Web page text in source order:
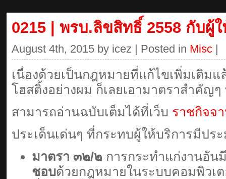
0215 | พรบ.ลิขสิทธิ์ 2558 กับผู้
August 4th, 2015 by icez | Posted in Misc |
เนื่องด้วยเป็นกฎหมายที่แก้ไขเพิ่มเติม
โฮสติ้งอย่างผม ก็เลยเอามาตราสำคัญ
สามารถอ่านฉบับเต็มได้ที่เว็บ ราชกิจจ
ประเด็นเด่นๆ ที่กระทบผู้ให้บริการมีปร
มาตรา ๓๒/๒ การกระทําแก่งานอัน
ชอบด้วยกฎหมายในระบบคอมพิวเ